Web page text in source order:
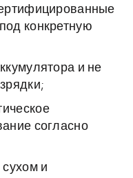
конкретную
и не
согласно
и